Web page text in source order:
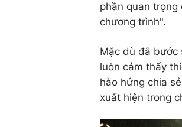
phần quan trọng
chương trình".
Mặc dù đã bước
luôn cảm thấy
hào hứng chia
xuất hiện trong